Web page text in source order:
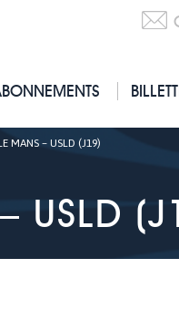
MANS – USLD (J19)
USLD